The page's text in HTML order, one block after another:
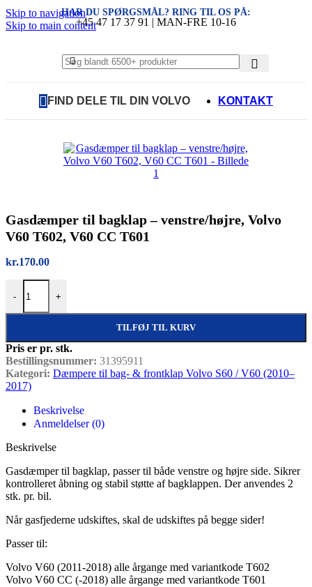
Skip to navigation
Skip to main content
HAR DU SPØRGSMÅL? RING TIL OS PÅ:
+45 47 17 37 91 | MAN-FRE 10-16
FIND DELE TIL DIN VOLVO KONTAKT
Gasdæmper til bagklap – venstre/højre, Volvo
V60 T602, V60 CC T601
kr.170.00
-
Gasdæmper til bagklap – venstre/højre, Volvo V60 T602, V60 CC
+
TILFØJ TIL KURV
Pris er pr. stk.
Bestillingsnummer: 31395911
Kategori: Dæmpere til bag- & frontklap Volvo S60 / V60 (2010–
2017)
Beskrivelse
Anmeldelser (0)
Beskrivelse
Gasdæmper til bagklap, passer til både venstre og højre side. Sikrer
kontrolleret åbning og stabil støtte af bagklappen. Der anvendes 2
stk. pr. bil.
Når gasfjederne udskiftes, skal de udskiftes på begge sider!
Passer til:
Volvo V60 (2011-2018) alle årgange med variantkode T602
Volvo V60 CC (-2018) alle årgange med variantkode T601